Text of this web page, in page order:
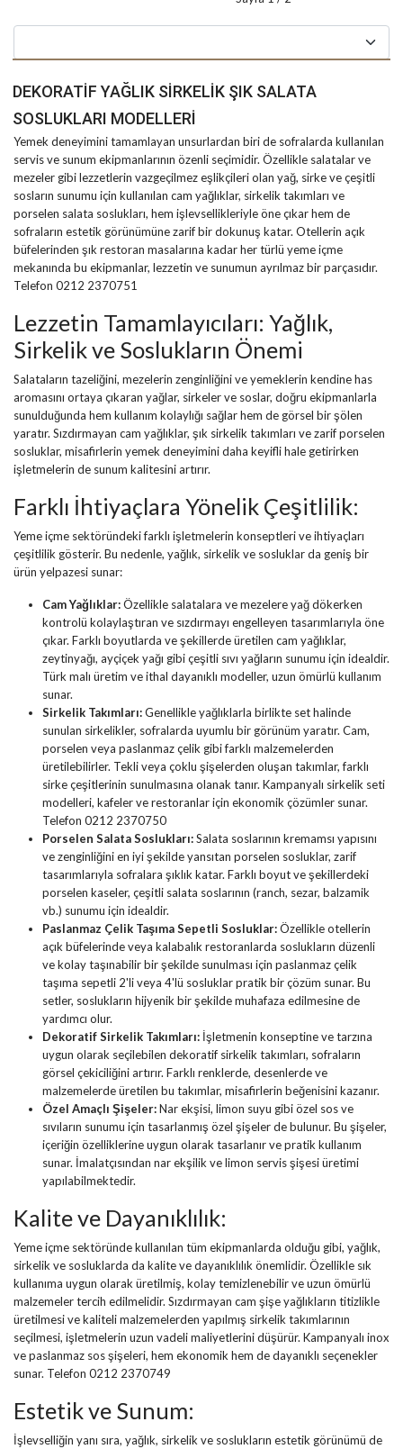
DEKORATIF YAĞLIK SIRKELIK ŞIK SALATA
SOSLUKLARI MODELLERI
Yemek deneyimini tamamlayan unsurlardan biri de sofralarda kullanılan
servis ve sunum ekipmanlarının özenli seçimidir. Özellikle salatalar ve
mezeler gibi lezzetlerin vazgeçilmez eşlikçileri olan yağ, sirke ve çeşitli
sosların sunumu için kullanılan cam yağlıklar, sirkelik takımları ve
porselen salata soslukları, hem işlevsellikleriyle öne çıkar hem de
sofraların estetik görünümüne zarif bir dokunuş katar. Otellerin açık
büfelerinden şık restoran masalarına kadar her türlü yeme içme
mekanında bu ekipmanlar, lezzetin ve sunumun ayrılmaz bir parçasıdır.
Telefon 0212 2370751
Lezzetin Tamamlayıcıları: Yağlık,
Sirkelik ve Soslukların Önemi
Salataların tazeliğini, mezelerin zenginliğini ve yemeklerin kendine has
aromasını ortaya çıkaran yağlar, sirkeler ve soslar, doğru ekipmanlarla
sunulduğunda hem kullanım kolaylığı sağlar hem de görsel bir şölen
yaratır. Sızdırmayan cam yağlıklar, şık sirkelik takımları ve zarif porselen
sosluklar, misafirlerin yemek deneyimini daha keyifli hale getirirken
işletmelerin de sunum kalitesini artırır.
Farklı İhtiyaçlara Yönelik Çeşitlilik:
Yeme içme sektöründeki farklı işletmelerin konseptleri ve ihtiyaçları
çeşitlilik gösterir. Bu nedenle, yağlık, sirkelik ve sosluklar da geniş bir
ürün yelpazesi sunar:
Cam Yağlıklar:Özellikle salatalara ve mezelere yağ dökerken
kontrolü kolaylaştıran ve sızdırmayı engelleyen tasarımlarıyla öne
çıkar. Farklı boyutlarda ve şekillerde üretilen cam yağlıklar,
zeytinyağı, ayçiçek yağı gibi çeşitli sıvı yağların sunumu için idealdir.
Türk malı üretim ve ithal dayanıklı modeller, uzun ömürlü kullanım
sunar.
Sirkelik Takımları:Genellikle yağlıklarla birlikte set halinde
sunulan sirkelikler, sofralarda uyumlu bir görünüm yaratır. Cam,
porselen veya paslanmaz çelik gibi farklı malzemelerden
üretilebilirler. Tekli veya çoklu şişelerden oluşan takımlar, farklı
sirke çeşitlerinin sunulmasına olanak tanır. Kampanyalı sirkelik seti
modelleri, kafeler ve restoranlar için ekonomik çözümler sunar.
Telefon 0212 2370750
Porselen Salata Soslukları:Salata soslarının kremamsı yapısını
ve zenginliğini en iyi şekilde yansıtan porselen sosluklar, zarif
tasarımlarıyla sofralara şıklık katar. Farklı boyut ve şekillerdeki
porselen kaseler, çeşitli salata soslarının (ranch, sezar, balzamik
vb.) sunumu için idealdir.
Paslanmaz Çelik Taşıma Sepetli Sosluklar:Özellikle otellerin
açık büfelerinde veya kalabalık restoranlarda soslukların düzenli
ve kolay taşınabilir bir şekilde sunulması için paslanmaz çelik
taşıma sepetli 2'li veya 4'lü sosluklar pratik bir çözüm sunar. Bu
setler, soslukların hijyenik bir şekilde muhafaza edilmesine de
yardımcı olur.
Dekoratif Sirkelik Takımları: İşletmenin konseptine ve tarzına
uygun olarak seçilebilen dekoratif sirkelik takımları, sofraların
görsel çekiciliğini artırır. Farklı renklerde, desenlerde ve
malzemelerde üretilen bu takımlar, misafirlerin beğenisini kazanır.
Özel Amaçlı Şişeler:Nar ekşisi, limon suyu gibi özel sos ve
sıvıların sunumu için tasarlanmış özel şişeler de bulunur. Bu şişeler,
içeriğin özelliklerine uygun olarak tasarlanır ve pratik kullanım
sunar. İmalatçısından nar ekşilik ve limon servis şişesi üretimi
yapılabilmektedir.
Kalite ve Dayanıklılık:
Yeme içme sektöründe kullanılan tüm ekipmanlarda olduğu gibi, yağlık,
sirkelik ve sosluklarda da kalite ve dayanıklılık önemlidir. Özellikle sık
kullanıma uygun olarak üretilmiş, kolay temizlenebilir ve uzun ömürlü
malzemeler tercih edilmelidir. Sızdırmayan cam şişe yağlıkların titizlikle
üretilmesi ve kaliteli malzemelerden yapılmış sirkelik takımlarının
seçilmesi, işletmelerin uzun vadeli maliyetlerini düşürür. Kampanyalı inox
ve paslanmaz sos şişeleri, hem ekonomik hem de dayanıklı seçenekler
sunar. Telefon 0212 2370749
Estetik ve Sunum:
İşlevselliğin yanı sıra, yağlık, sirkelik ve soslukların estetik görünümü de